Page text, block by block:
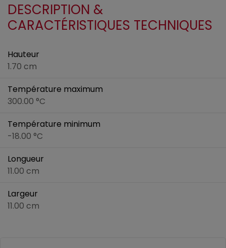
DESCRIPTION &
CARACTÉRISTIQUES TECHNIQUES
Hauteur
1.70 cm
Température maximum
300.00 °C
Température minimum
-18.00 °C
Longueur
11.00 cm
Largeur
11.00 cm